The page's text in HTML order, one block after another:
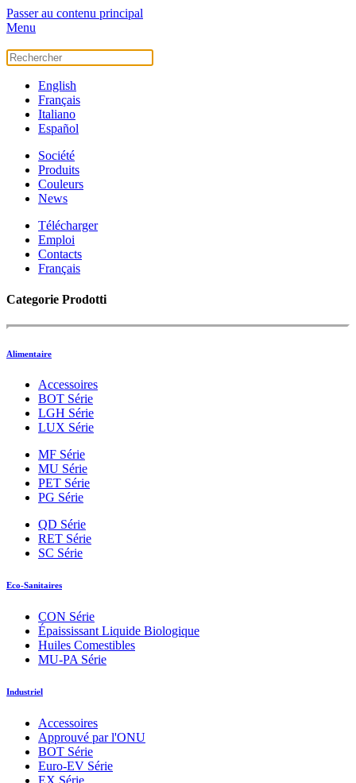
Passer au contenu principal
Menu
English
Français
Italiano
Español
Société
Produits
Couleurs
News
Télécharger
Emploi
Contacts
Français
Categorie Prodotti
Alimentaire
Accessoires
BOT Série
LGH Série
LUX Série
MF Série
MU Série
PET Série
PG Série
QD Série
RET Série
SC Série
Eco-Sanitaires
CON Série
Épaississant Liquide Biologique
Huiles Comestibles
MU-PA Série
Industriel
Accessoires
Approuvé par l'ONU
BOT Série
Euro-EV Série